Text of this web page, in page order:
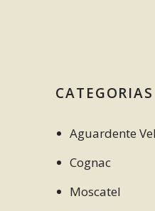
Aguardente
Cognac
Moscatel